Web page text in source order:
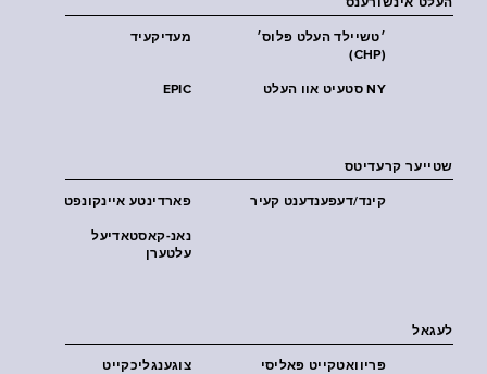
העלט אינשורענס
מעדיקעיד
׳טשיילד העלט פּלוס׳
(CHP)
EPIC NY סטעיט אוו העלט
שטייער קרעדיטס
פארדינטע איינקונפט קינד/דעפענדענט קעיר
נאנ-קאסטאדיעל
עלטערן
לעגאל
צוגענגליכקייט פּריוואטקייט פּאליסי